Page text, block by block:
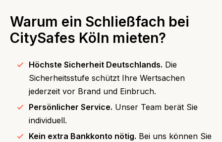
Warum ein Schließfach bei
CitySafes Köln mieten?
Höchste Sicherheit Deutschlands. Die
Sicherheitsstufe schützt Ihre Wertsachen
jederzeit vor Brand und Einbruch.
Persönlicher Service. Unser Team berät Sie
individuell.
Kein extra Bankkonto nötig. Bei uns können Sie